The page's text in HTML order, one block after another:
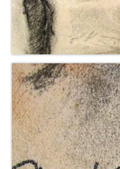
Walter Becker
Der Maler
Suche
Über Uns
Kontakt
Publikationsliste
Über Uns